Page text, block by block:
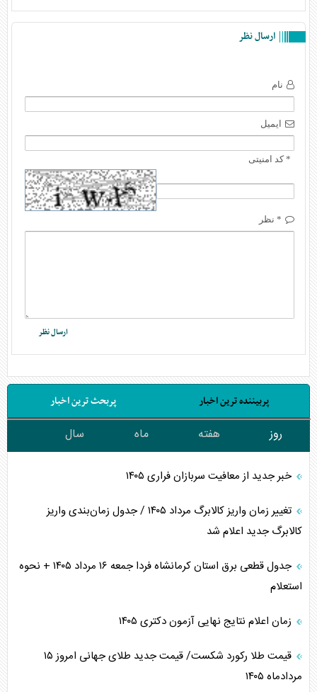
ارسال نظر
نام
ایمیل
* کد امنیتی
* نظر
پربیننده ترین اخبار پربحث ترین اخبار
روز هفته ماه سال
خبر جدید از معافیت سربازان فراری ۱۴۰۵
تغییر زمان واریز کالابرگ مرداد ۱۴۰۵ / جدول زمان‌بندی واریز
کالابرگ جدید اعلام شد
جدول قطعی برق استان کرمانشاه فردا جمعه ۱۶ مرداد ۱۴۰۵ + نحوه
استعلام
زمان اعلام نتایج نهایی آزمون دکتری ۱۴۰۵
قیمت طلا رکورد شکست/ قیمت جدید طلای جهانی امروز ۱۵
مردادماه ۱۴۰۵